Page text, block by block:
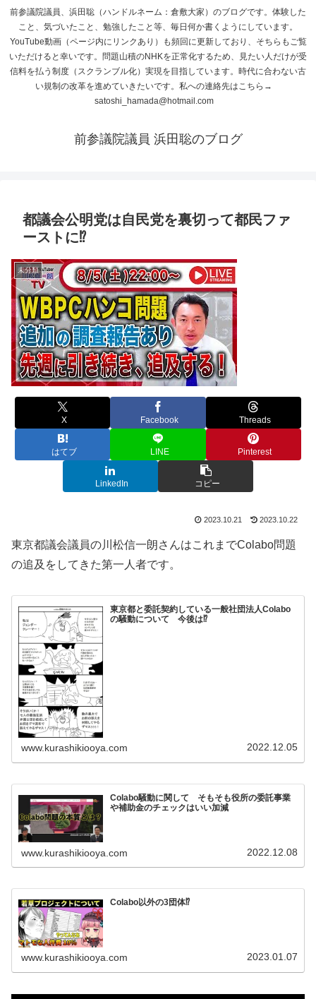
前参議院議員、浜田聡（ハンドルネーム：倉敷大家）のブログです。体験した
こと、気づいたこと、勉強したこと等、毎日何か書くようにしています。
YouTube動画（ページ内にリンクあり）も頻回に更新しており、そちらもご覧
いただけると幸いです。問題山積のNHKを正常化するため、見たい人だけが受
信料を払う制度（スクランブル化）実現を目指しています。時代に合わない古
い規制の改革を進めていきたいです。私への連絡先はこちら→
satoshi_hamada@hotmail.com
前参議院議員 浜田聡のブログ
都議会公明党は自民党を裏切って都民ファ
ーストに⁉
未分類
X Facebook Threads
はてブ LINE Pinterest
LinkedIn コピー
2023.10.21 2023.10.22
東京都議会議員の川松信一朗さんはこれまでColabo問題
の追及をしてきた第一人者です。
東京都と委託契約している一般社団法人Colabo
の騒動について 今後は⁉
www.kurashikiooya.com 2022.12.05
Colabo騒動に関して そもそも役所の委託事業
や補助金のチェックはいい加減
www.kurashikiooya.com 2022.12.08
Colabo以外の3団体⁉
www.kurashikiooya.com 2023.01.07